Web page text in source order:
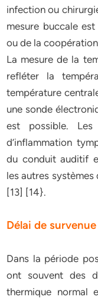
infection ou
mesure buccale
ou de la
La mesure de la
refléter la
température
une sonde
est possible.
d’inflammation
du conduit auditif
les autres systèmes
[13] [14}.
Délai de
Dans la période
ont souvent des
thermique normal